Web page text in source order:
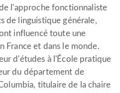
l'approche fonctionnaliste
de linguistique générale,
influencé toute une
France et dans le monde.
d'études à l'École pratique
du département de
titulaire de la chaire